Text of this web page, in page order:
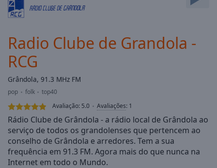
Skip
Forward
Current
Time0:00
Duration-:-
Loaded:
0.00%
TypeLIVE
Seek to
live,
currently
behind
liveLIVE
Remaining
Radio Clube de Grandola -
RCG
Grândola, 91.3 MHz FM
pop folk
top40
Avaliação: 5.0 Avaliações: 1
Rádio Clube de Grândola - a rádio local de Grândola ao
serviço de todos os grandolenses que pertencem ao
conselho de Grândola e arredores. Tem a sua
frequência em 91.3 FM. Agora mais do que nunca na
Internet em todo o Mundo.